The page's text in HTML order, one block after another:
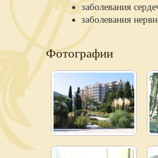
заболевания
заболевания
Фотографии